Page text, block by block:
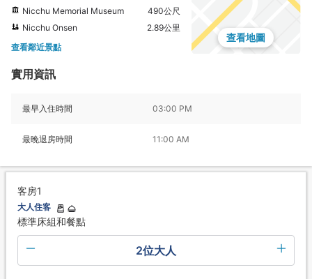
Nicchu Memorial Museum
490公尺
Nicchu Onsen
2.89公里
查看鄰近景點
查看地圖
實用資訊
最早入住時間 03:00 PM
最晚退房時間 11:00 AM
客房1
大人住客
標準床組和餐點
2位大人